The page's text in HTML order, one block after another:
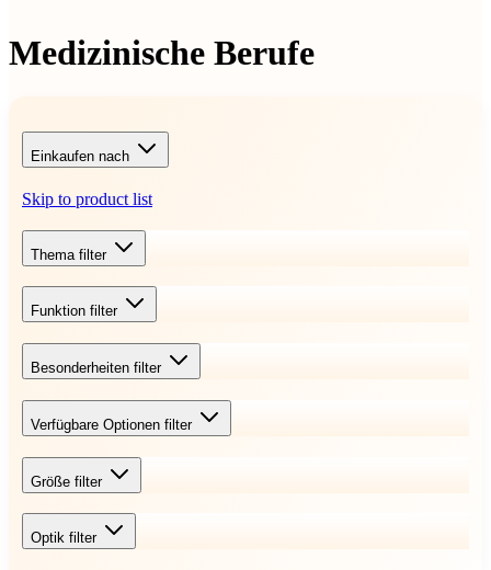
Medizinische Berufe
Einkaufen nach
Skip to product list
Thema filter
Funktion filter
Besonderheiten filter
Verfügbare Optionen filter
Größe filter
Optik filter